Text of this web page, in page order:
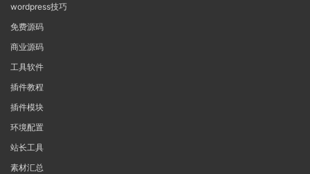
wordpress技巧
免费源码
商业源码
工具软件
插件教程
插件模块
环境配置
站长工具
素材汇总